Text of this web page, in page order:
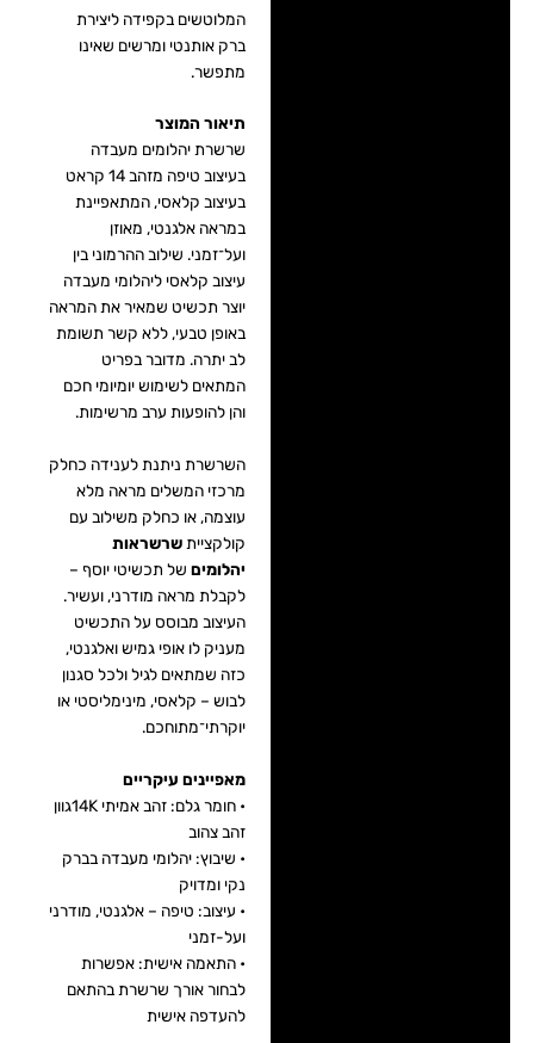
המלוטשים בקפידה ליצירת
ברק אותנטי ומרשים שאינו
מתפשר.
תיאור המוצר
שרשרת יהלומים מעבדה
בעיצוב טיפה מזהב 14 קראט
בעיצוב קלאסי, המתאפיינת
במראה אלגנטי, מאוזן
ועל־זמני. שילוב ההרמוני בין
עיצוב קלאסי ליהלומי מעבדה
יוצר תכשיט שמאיר את המראה
באופן טבעי, ללא קשר תשומת
לב יתרה. מדובר בפריט
המתאים לשימוש יומיומי חכם
והן להופעות ערב מרשימות.
השרשרת ניתנת לענידה כחלק
מרכזי המשלים מראה מלא
עוצמה, או כחלק משילוב עם
קולקצייתשרשראות
יהלומיםשל תכשיטי יוסף –
לקבלת מראה מודרני, ועשיר.
העיצוב מבוסס על התכשיט
מעניק לו אופי גמיש ואלגנטי,
כזה שמתאים לגיל ולכל סגנון
לבוש – קלאסי, מינימליסטי או
יוקרתי־מתוחכם.
מאפיינים עיקריים
• חומר גלם: זהב אמיתי 14Kגוון
זהב צהוב
• שיבוץ: יהלומי מעבדה בברק
נקי ומדויק
• עיצוב: טיפה – אלגנטי, מודרני
ועל-זמני
• התאמה אישית: אפשרות
לבחור אורך שרשרת בהתאם
להעדפה אישית